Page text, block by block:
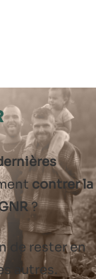
contrer la
?
de rester en
autres.